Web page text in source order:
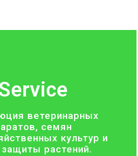
ветеринарных
семян
культур и
растений.